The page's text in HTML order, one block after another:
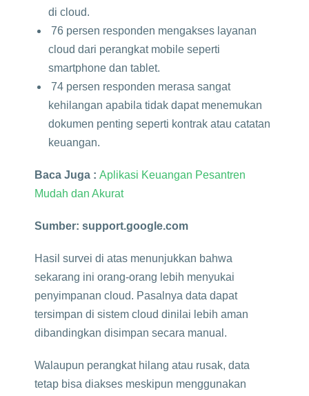
di cloud.
76 persen responden mengakses layanan
cloud dari perangkat mobile seperti
smartphone dan tablet.
74 persen responden merasa sangat
kehilangan apabila tidak dapat menemukan
dokumen penting seperti kontrak atau catatan
keuangan.
Baca Juga : Aplikasi Keuangan Pesantren
Mudah dan Akurat
Sumber: support.google.com
Hasil survei di atas menunjukkan bahwa
sekarang ini orang-orang lebih menyukai
penyimpanan cloud. Pasalnya data dapat
tersimpan di sistem cloud dinilai lebih aman
dibandingkan disimpan secara manual.
Walaupun perangkat hilang atau rusak, data
tetap bisa diakses meskipun menggunakan